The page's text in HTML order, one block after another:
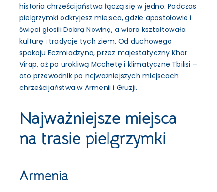
historia chrześcijaństwa łączą się w jedno. Podczas
pielgrzymki odkryjesz miejsca, gdzie apostołowie i
święci głosili Dobrą Nowinę, a wiara kształtowała
kulturę i tradycje tych ziem. Od duchowego
spokoju Eczmiadzyna, przez majestatyczny Khor
Virap, aż po urokliwą Mcchetę i klimatyczne Tbilisi –
oto przewodnik po najważniejszych miejscach
chrześcijaństwa w Armenii i Gruzji.
Najważniejsze miejsca
na trasie pielgrzymki
Armenia